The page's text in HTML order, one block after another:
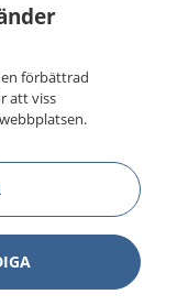
förbättrad
att viss